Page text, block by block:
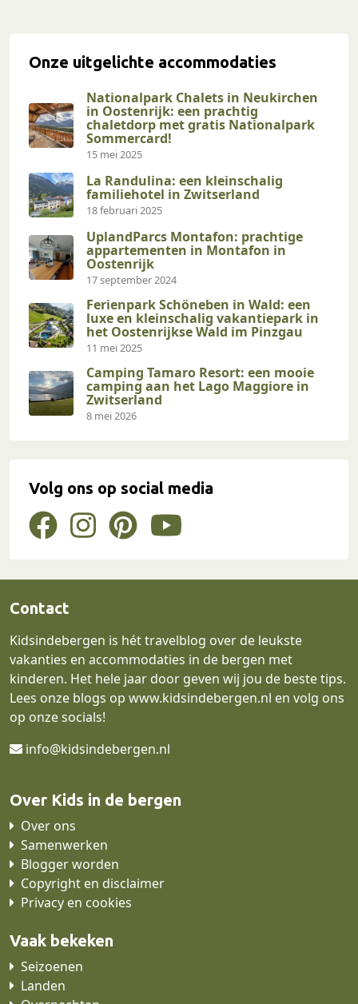
Onze uitgelichte accommodaties
Nationalpark Chalets in Neukirchen
in Oostenrijk: een prachtig
chaletdorp met gratis Nationalpark
Sommercard!
15 mei 2025
La Randulina: een kleinschalig
familiehotel in Zwitserland
18 februari 2025
UplandParcs Montafon: prachtige
appartementen in Montafon in
Oostenrijk
17 september 2024
Ferienpark Schöneben in Wald: een
luxe en kleinschalig vakantiepark in
het Oostenrijkse Wald im Pinzgau
11 mei 2025
Camping Tamaro Resort: een mooie
camping aan het Lago Maggiore in
Zwitserland
8 mei 2026
Volg ons op social media
Contact
Kidsindebergen is hét travelblog over de leukste
vakanties en accommodaties in de bergen met
kinderen. Het hele jaar door geven wij jou de beste tips.
Lees onze blogs op www.kidsindebergen.nl en volg ons
op onze socials!
info@kidsindebergen.nl
Over Kids in de bergen
Over ons
Samenwerken
Blogger worden
Copyright en disclaimer
Privacy en cookies
Vaak bekeken
Seizoenen
Landen